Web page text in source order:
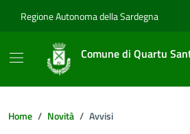
Regione Autonoma della Sardegna
Comune di Quartu
Home Novità Avvisi